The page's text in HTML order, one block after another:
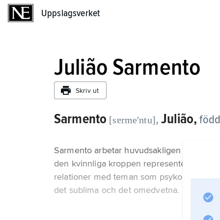
Uppslagsverket
Julião Sarmento
Skriv ut
Sarmento [sɐrmeʹntu],Julião,
Sarmento arbetar huvudsakligen med
den kvinnliga kroppen representerad.
relationer med teman som psykologisk
det sublima och det omedvetna.